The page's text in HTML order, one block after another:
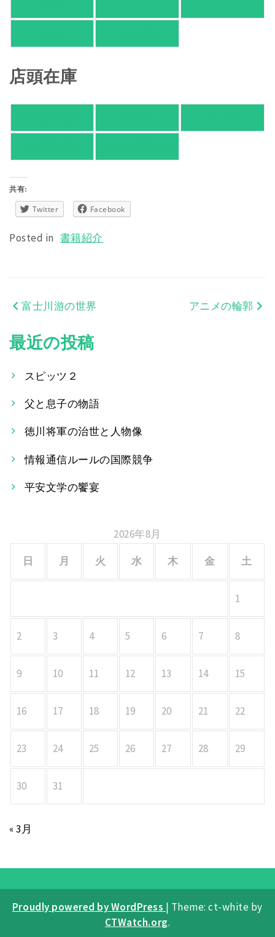
店頭在庫
共有:
Twitter Facebook
Posted in 書籍紹介
投
稿
ビ
ゲ
ー
シ
ョ
富士川游の世界 アニメの輪郭
最近の投稿
スピッツ２
父と息子の物語
徳川将軍の治世と人物像
情報通信ルールの国際競争
平安文学の饗宴
2026年8月
日
月 火 水 木 金 土
1
2 3 4 5 6 7 8
9 10 11 12 13 14 15
16 17 18 19 20 21 22
23 24 25 26 27 28 29
30 31
« 3月
Proudly powered by WordPress | Theme: ct-white by
CTWatch.org.